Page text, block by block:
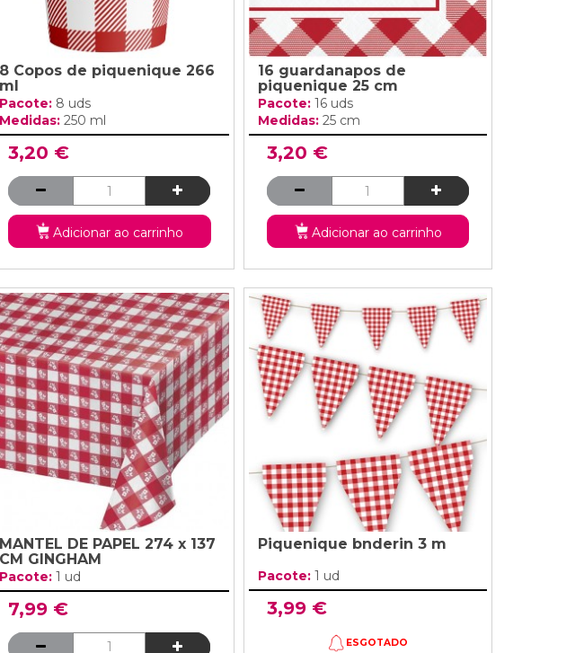
8 Copos de piquenique 266
ml
Pacote: 8 uds
Medidas: 250 ml
3,20 €
Adicionar ao carrinho
16 guardanapos de
piquenique 25 cm
Pacote: 16 uds
Medidas: 25 cm
3,20 €
Adicionar ao carrinho
MANTEL DE PAPEL 274 x 137
CM GINGHAM
Pacote: 1 ud
7,99 €
Piquenique bnderin 3 m
Pacote: 1 ud
3,99 €
ESGOTADO